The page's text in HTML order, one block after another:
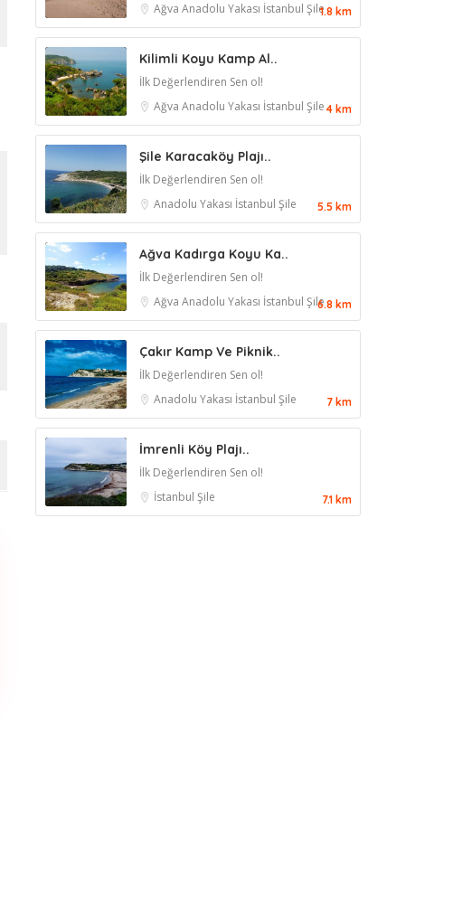
Ağva Anadolu Yakası İstanbul Şile1.8 km
Kilimli Koyu Kamp Al..
İlk Değerlendiren Sen ol!
Ağva Anadolu Yakası İstanbul Şile 4 km
Şile Karacaköy Plajı..
İlk Değerlendiren Sen ol!
Anadolu Yakası İstanbul Şile 5.5 km
Ağva Kadırga Koyu Ka..
İlk Değerlendiren Sen ol!
Ağva Anadolu Yakası İstanbul Şile6.8 km
Çakır Kamp Ve Piknik..
İlk Değerlendiren Sen ol!
Anadolu Yakası İstanbul Şile 7 km
İmrenli Köy Plajı..
İlk Değerlendiren Sen ol!
İstanbul Şile 7.1 km